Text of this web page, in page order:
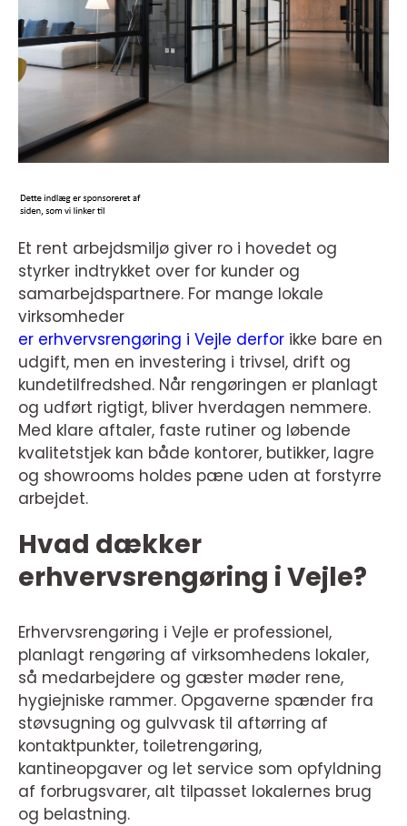
Et rent arbejdsmiljø giver ro i hovedet og
styrker indtrykket over for kunder og
samarbejdspartnere. For mange lokale
virksomheder
er erhvervsrengøring i Vejle derfor ikke bare en
udgift, men en investering i trivsel, drift og
kundetilfredshed. Når rengøringen er planlagt
og udført rigtigt, bliver hverdagen nemmere.
Med klare aftaler, faste rutiner og løbende
kvalitetstjek kan både kontorer, butikker, lagre
og showrooms holdes pæne uden at forstyrre
arbejdet.
Hvad dækker
erhvervsrengøring i Vejle?
Erhvervsrengøring i Vejle er professionel,
planlagt rengøring af virksomhedens lokaler,
så medarbejdere og gæster møder rene,
hygiejniske rammer. Opgaverne spænder fra
støvsugning og gulvvask til aftørring af
kontaktpunkter, toiletrengøring,
kantineopgaver og let service som opfyldning
af forbrugsvarer, alt tilpasset lokalernes brug
og belastning.